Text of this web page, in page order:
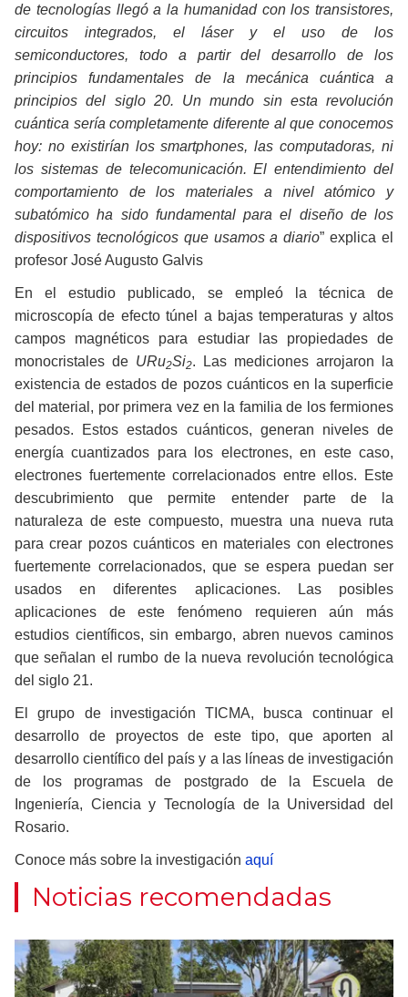
de tecnologías llegó a la humanidad con los transistores,
circuitos integrados, el láser y el uso de los
semiconductores, todo a partir del desarrollo de los
principios fundamentales de la mecánica cuántica a
principios del siglo 20. Un mundo sin esta revolución
cuántica sería completamente diferente al que conocemos
hoy: no existirían los smartphones, las computadoras, ni
los sistemas de telecomunicación. El entendimiento del
comportamiento de los materiales a nivel atómico y
subatómico ha sido fundamental para el diseño de los
dispositivos tecnológicos que usamos a diario” explica el
profesor José Augusto Galvis
En el estudio publicado, se empleó la técnica de
microscopía de efecto túnel a bajas temperaturas y altos
campos magnéticos para estudiar las propiedades de
monocristales de URu2Si2. Las mediciones arrojaron la
existencia de estados de pozos cuánticos en la superficie
del material, por primera vez en la familia de los fermiones
pesados. Estos estados cuánticos, generan niveles de
energía cuantizados para los electrones, en este caso,
electrones fuertemente correlacionados entre ellos. Este
descubrimiento que permite entender parte de la
naturaleza de este compuesto, muestra una nueva ruta
para crear pozos cuánticos en materiales con electrones
fuertemente correlacionados, que se espera puedan ser
usados en diferentes aplicaciones. Las posibles
aplicaciones de este fenómeno requieren aún más
estudios científicos, sin embargo, abren nuevos caminos
que señalan el rumbo de la nueva revolución tecnológica
del siglo 21.
El grupo de investigación TICMA, busca continuar el
desarrollo de proyectos de este tipo, que aporten al
desarrollo científico del país y a las líneas de investigación
de los programas de postgrado de la Escuela de
Ingeniería, Ciencia y Tecnología de la Universidad del
Rosario.
Conoce más sobre la investigación aquí
Noticias recomendadas